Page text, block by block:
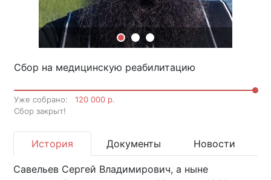
Сбор на медицинскую реабилитацию
Уже собрано:
120 000 р.
Cбор закрыт!
История Документы Новости
Савельев Сергей Владимирович, а ныне